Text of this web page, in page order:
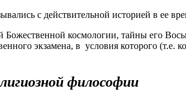
с действительной историей в ее
Божественной космологии, тайны его
экзамена, в условия которого (т.е.
философии